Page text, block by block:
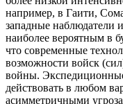
например, в Гаити,
западные наблюдатели
наиболее вероятным в
что современные
возможности войск
войны.
действовать в любом
асимметричными